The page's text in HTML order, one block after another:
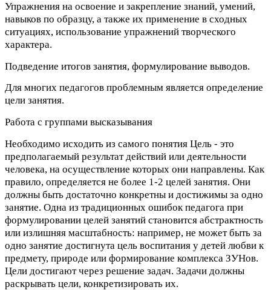
Упражнения на освоение и закрепление знаний, умений,
навыков по образцу, а также их применение в сходных
ситуациях, использование упражнений творческого
характера.
Подведение итогов занятия, формулирование выводов.
Для многих педагогов проблемным является определение
цели занятия.
Работа с группами высказывания
Необходимо исходить из самого понятия Цель - это
предполагаемый результат действий или деятельности
человека, на осуществление которых они направлены. Как
правило, определяется не более 1-2 целей занятия. Они
должны быть достаточно конкретны и достижимы за одно
занятие. Одна из традиционных ошибок педагога при
формулировании целей занятий становится абстрактность
или излишняя масштабность: например, не может быть за
одно занятие достигнута цель воспитания у детей любви к
предмету, природе или формирование комплекса ЗУНов.
Цели достигают через решение задач. Задачи должны
раскрывать цели, конкретизировать их.